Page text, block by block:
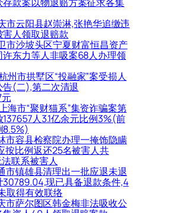
市云阳县赵崇淋,张艳华追缴违
人领取退赔款
市沙坡头区宁夏财富恒昌资产
东力等人非吸案68人办理领
州市拱墅区“投融家”案受损人
告(二),第二次清退
海市“聚财猫系”集资诈骗案第
人3.1亿余元比例3%(前
8.5%)
市容县检察院办理一掩饰隐瞒
按比例返还25名被害人共
联系被害人
市镇雄县清理出一批应退未退
30789.04,现已具备退款条件,4
取得有效联络
市萨尔图区韩金梅非法吸收公